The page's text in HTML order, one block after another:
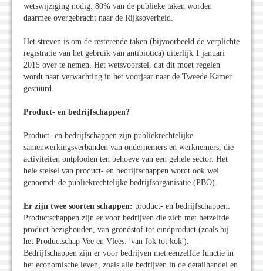
wetswijziging nodig. 80% van de publieke taken worden
daarmee overgebracht naar de Rijksoverheid.
Het streven is om de resterende taken (bijvoorbeeld de verplichte
registratie van het gebruik van antibiotica) uiterlijk 1 januari
2015 over te nemen. Het wetsvoorstel, dat dit moet regelen
wordt naar verwachting in het voorjaar naar de Tweede Kamer
gestuurd.
Product- en bedrijfschappen?
Product- en bedrijfschappen zijn publiekrechtelijke
samenwerkingsverbanden van ondernemers en werknemers, die
activiteiten ontplooien ten behoeve van een gehele sector. Het
hele stelsel van product- en bedrijfschappen wordt ook wel
genoemd: de publiekrechtelijke bedrijfsorganisatie (PBO).
Er zijn twee soorten schappen: product- en bedrijfschappen.
Productschappen zijn er voor bedrijven die zich met hetzelfde
product bezighouden, van grondstof tot eindproduct (zoals bij
het Productschap Vee en Vlees: 'van fok tot kok').
Bedrijfschappen zijn er voor bedrijven met eenzelfde functie in
het economische leven, zoals alle bedrijven in de detailhandel en